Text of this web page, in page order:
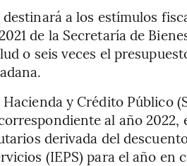
a los estímulos
de la Secretaría de
o seis veces el
Hacienda y Crédito Público
al año
derivada del
(IEPS) para el año en